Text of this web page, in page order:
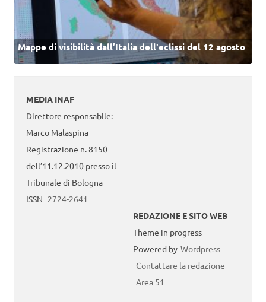
Mappe di visibilità dall’Italia dell'eclissi del 12 agosto
MEDIA INAF
Direttore responsabile:
Marco Malaspina
Registrazione n. 8150
dell’11.12.2010 presso il
Tribunale di Bologna
ISSN 2724-2641
REDAZIONE E SITO WEB
Theme in progress -
Powered by Wordpress
Contattare la redazione
Area 51